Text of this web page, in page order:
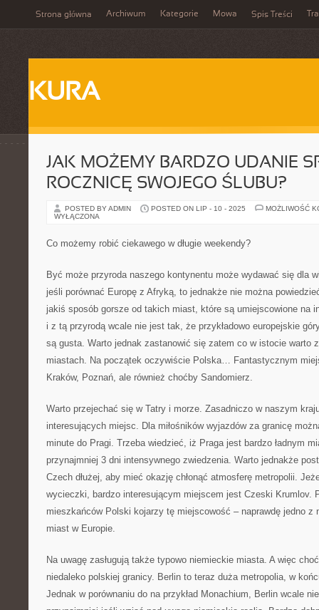
Strona główna Archiwum Kategorie Mowa Spis Treści
KURA
JAK MOŻEMY BARDZO UDANIE
ROCZNICĘ SWOJEGO ŚLUBU?
POSTED BY ADMIN POSTED ON LIP - 10 - 2025
MOŻLIWOŚĆ
WYŁĄCZONA
Co możemy robić ciekawego w długie weekendy?
Być może przyroda naszego kontynentu może wydawać się dla
jeśli porównać Europę z Afryką, to jednakże nie można
jakiś sposób gorsze od takich miast, które są umiejscowione na
i z tą przyrodą wcale nie jest tak, że przykładowo europejskie
są gusta. Warto jednak zastanowić się zatem co w istocie warto
miastach. Na początek oczywiście Polska… Fantastycznym
Kraków, Poznań, ale również choćby Sandomierz.
Warto przejechać się w Tatry i morze. Zasadniczo w naszym
interesujących miejsc. Dla miłośników wyjazdów za granicę
minute do Pragi. Trzeba wiedzieć, iż Praga jest bardzo ładnym
przynajmniej 3 dni intensywnego zwiedzenia. Warto jednakże
Czech dłużej, aby mieć okazję chłonąć atmosferę metropolii.
wycieczki, bardzo interesującym miejscem jest Czeski Krumlov.
mieszkańców Polski kojarzy tę miejscowość – naprawdę jedno z
miast w Europie.
Na uwagę zasługują także typowo niemieckie miasta. A więc
niedaleko polskiej granicy. Berlin to teraz duża metropolia, w
Jednak w porównaniu do na przykład Monachium, Berlin wcale